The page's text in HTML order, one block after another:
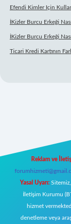
Efendi Kimler Için
İKizler Burcu Erkeği
İKizler Burcu Erkeği
Ticari Kredi Kartının
Reklam ve
Yasal Uyarı:
İletişim Kurumu
hizmet
denetleme veya